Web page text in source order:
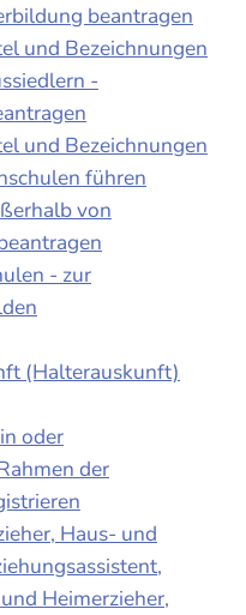
beantragen
und Bezeichnungen
-
und Bezeichnungen
führen
von
- zur
(Halterauskunft)
oder
der
Haus- und
Heimerzieher,